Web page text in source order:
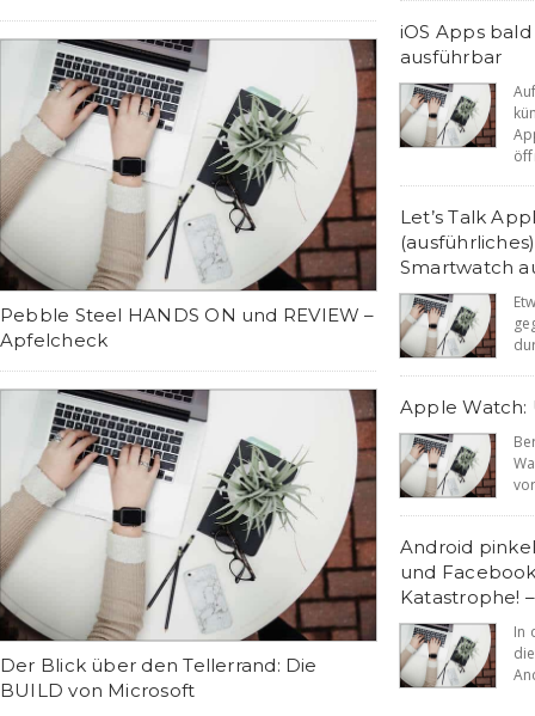
Pebble Steel HANDS ON und REVIEW –
Apfelcheck
Der Blick über den Tellerrand: Die
BUILD von Microsoft
iOS Apps
ausführbar
Let’s Talk
Smartwatch
Apple Watch:
Android
und
Katastrophe!
In